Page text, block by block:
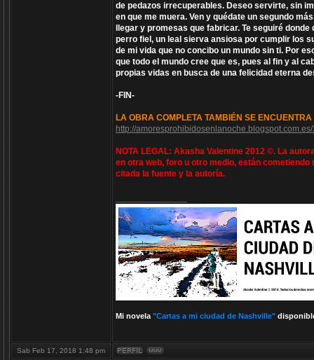
de pedazos irrecuperables. Deseo servirte, sin
en que me muera. Ven y quédate un segundo
llegar y promesas que fabricar. Te seguiré
perro fiel, un leal sierva ansiosa por cumplir los
de mi vida que no concibo un mundo sin ti. Por
que todo el mundo cree que es, pues al fin y al
propias vidas en busca de una felicidad eterna
-FIN-
LA OBRA COMPLETA TAMBIÉN SE
http://
NOTA LEGAL: Akasha Valentine 2012 ©. La
en otra web, foro u otro medio, están
citada la fuente y la autoría.
Mi novela "Cartas a mi ciudad de Nashville"
Sab Feb 17, 2018 1:48 pm